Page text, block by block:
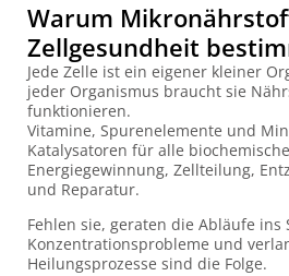
Warum
Zellgesundheit
Jede Zelle ist ein eigener kleiner
jeder Organismus braucht sie
funktionieren.
Vitamine, Spurenelemente und
Katalysatoren für alle
Energiegewinnung, Zellteilung,
und Reparatur.
Fehlen sie, geraten die Abläufe ins
Konzentrationsprobleme und
Heilungsprozesse sind die Folge.